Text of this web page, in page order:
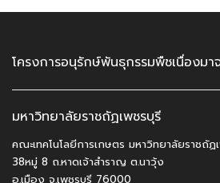
โครงการอนุรักษ์พันธุกรรมพืชเนื่องมา
มหาวิทยาลัยราชถัฏเพชรบุรี
คณะเทคโนโลยีการเกษตร มหาวิทยาลัยราชถัฏ
38หมู่ 8 ถ.หาดเจ้าสำราญ ต.นาวุ้ง
อ.เมือง จ.เพชรบุรี 76000